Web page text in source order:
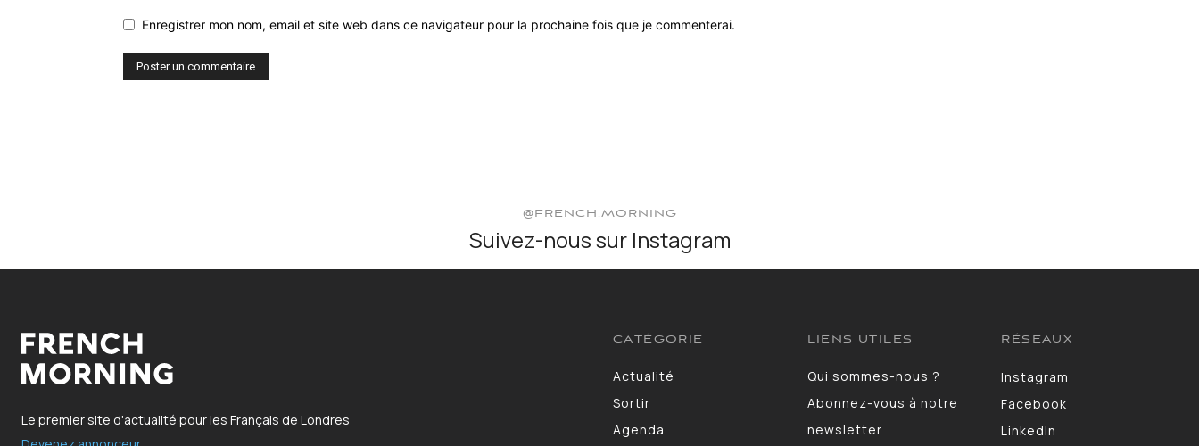
Enregistrer mon nom, email et site web dans ce navigateur pour la prochaine fois que je commenterai.
@FRENCH.MORNING
Suivez-nous sur Instagram
Le premier site d'actualité pour les Français de Londres
CATÉGORIE
Actualité
Sortir
Agenda
LIENS UTILES
Qui sommes-nous ?
Abonnez-vous à notre
newsletter
RÉSEAUX
Instagram
Facebook
LinkedIn